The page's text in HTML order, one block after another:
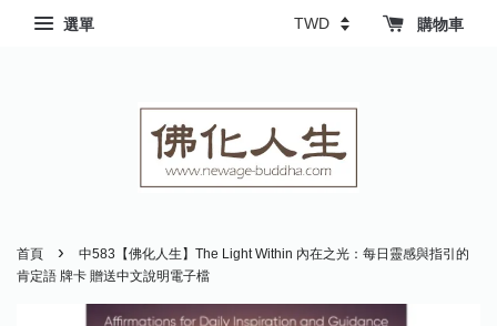
選單 購物車
首頁 ›
中583【佛化人生】The Light Within 內在之光：每日靈感與指引的
肯定語 牌卡 贈送中文說明電子檔